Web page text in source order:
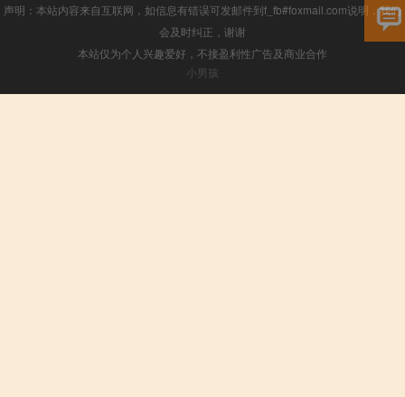
声明：本站内容来自互联网，如信息有错误可发邮件到f_fb#foxmail.com说明，我们
会及时纠正，谢谢
本站仅为个人兴趣爱好，不接盈利性广告及商业合作
小男孩